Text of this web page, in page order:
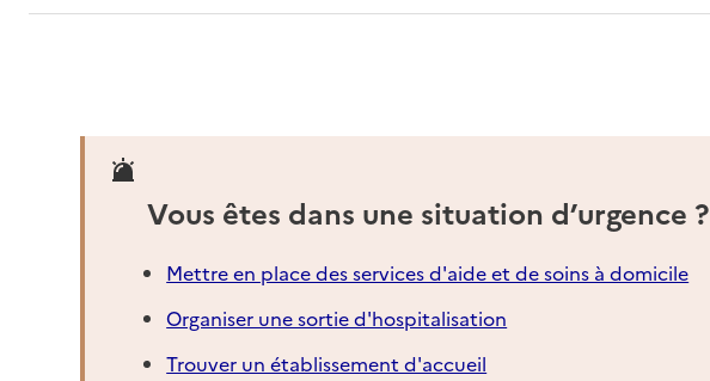
Vous êtes dans une situation d’urgence ?
Mettre en place des services d'aide et de soins à domicile
Organiser une sortie d'hospitalisation
Trouver un établissement d'accueil